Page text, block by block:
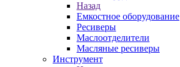
Назад
Емкостное оборудование
Ресиверы
Маслоотделители
Масляные ресиверы
Инструмент